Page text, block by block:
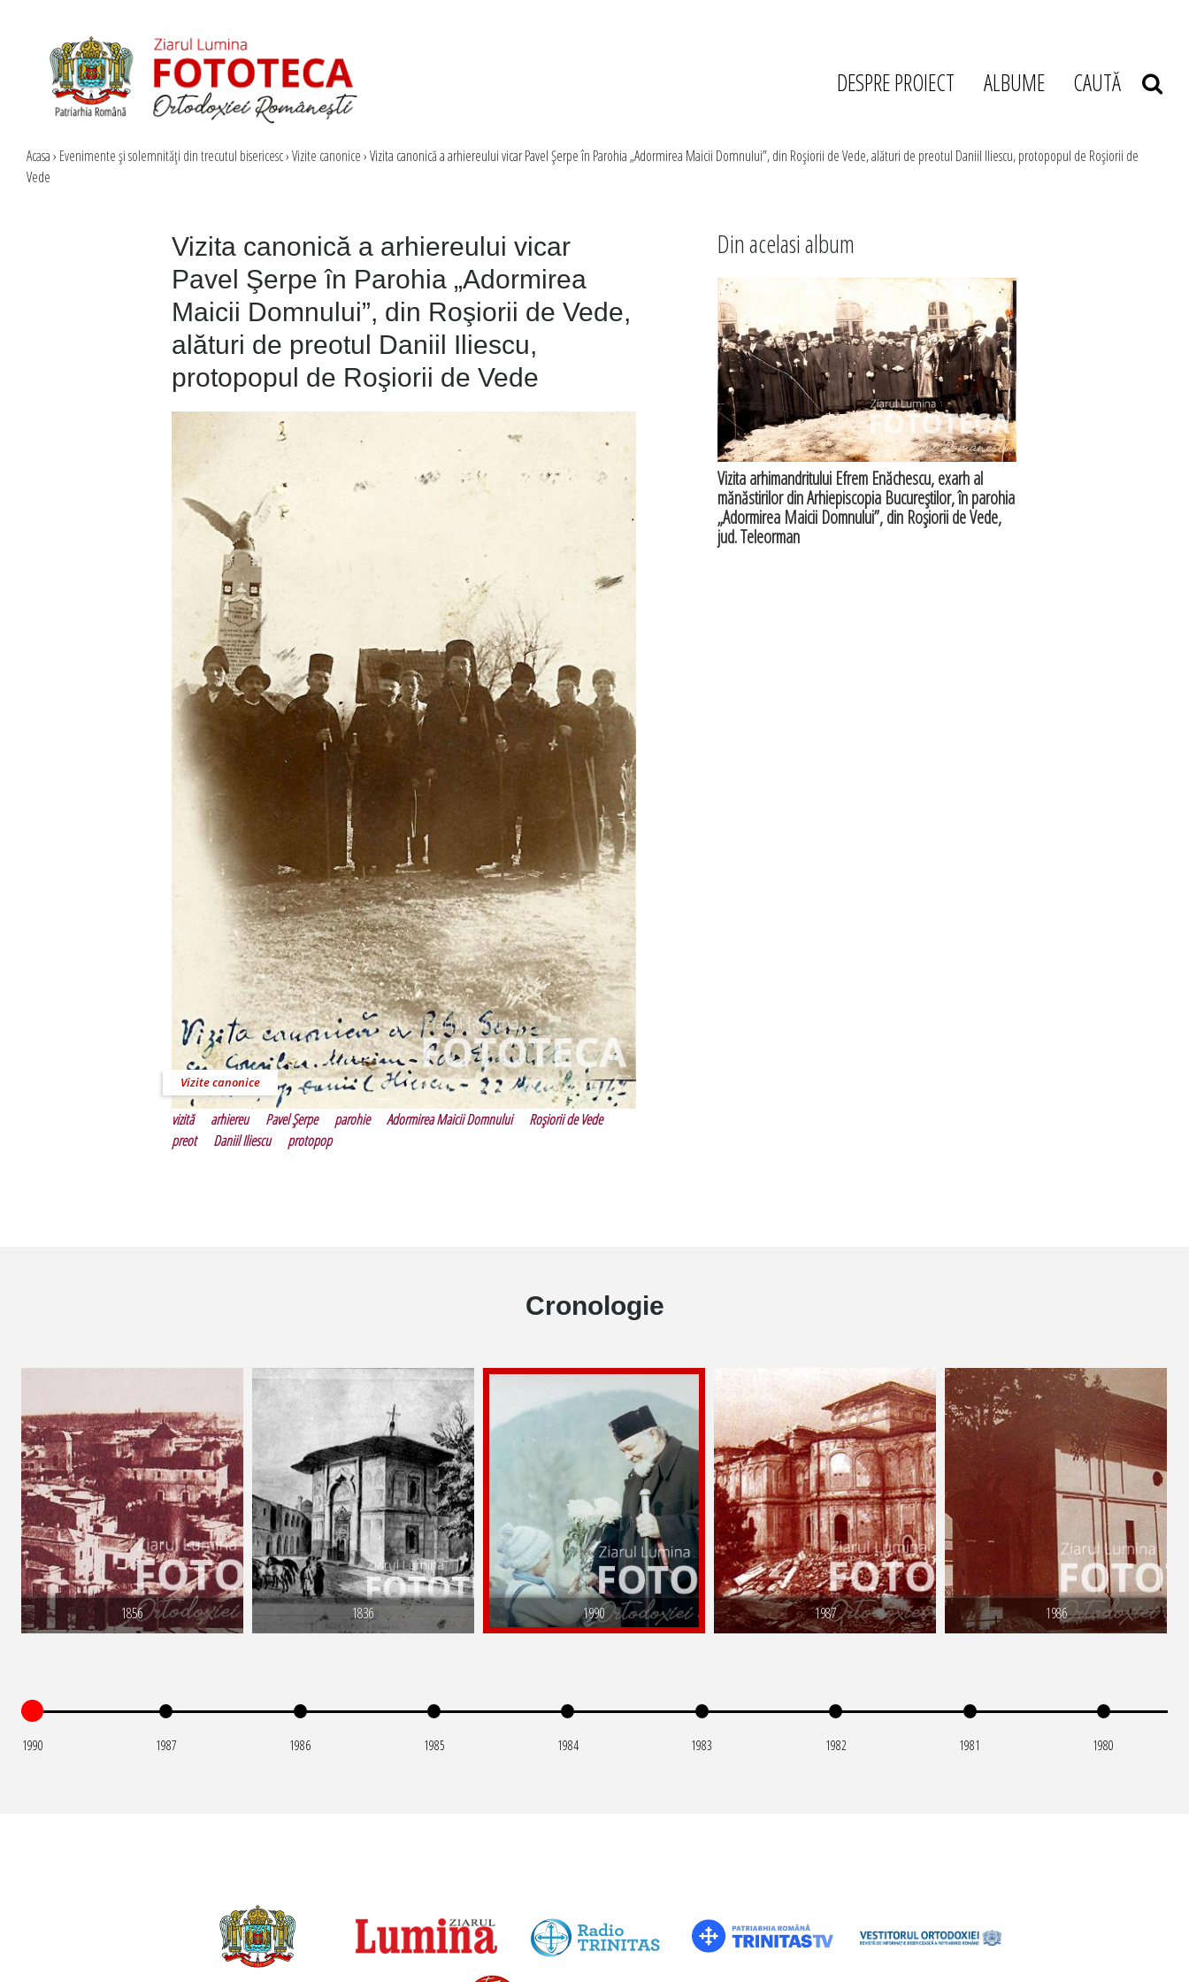
DESPRE PROIECT ALBUME CAUTĂ
Acasa› Evenimente şi solemnităţi din trecutul bisericesc›Vizite canonice›Vizita canonică a arhiereului vicar Pavel Şerpe în Parohia „Adormirea Maicii Domnului”, din Roşiorii de Vede, alături de preotul Daniil Iliescu, protopopul de Roşiorii de
Vede
Vizita canonică a arhiereului vicar
Pavel Şerpe în Parohia „Adormirea
Maicii Domnului”, din Roşiorii de Vede,
alături de preotul Daniil Iliescu,
protopopul de Roşiorii de Vede
Vizite canonice
vizită arhiereu Pavel Şerpe parohie Adormirea Maicii Domnului
Roşiorii de Vede
preot
Daniil Iliescu protopop
Din acelasi album
Vizita arhimandritului Efrem Enăchescu, exarh al
mănăstirilor din Arhiepiscopia Bucureştilor, în parohia
„Adormirea Maicii Domnului”, din Roşiorii de Vede,
jud. Teleorman
Cronologie
1856 1836 1990 1987 1986
1990 1987 1986 1985 1984 1983 1982 1981 1980